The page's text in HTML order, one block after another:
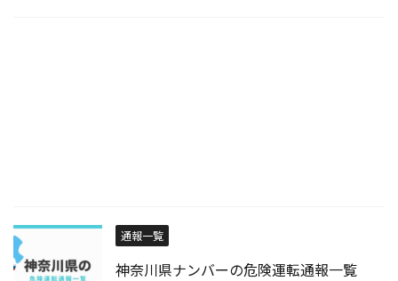
通報一覧
神奈川県ナンバーの危険運転通報一覧